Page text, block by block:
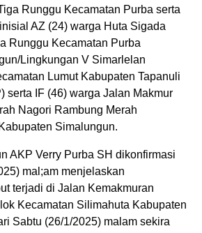
Runggu Kecamatan Purba serta
AZ (24) warga Huta Sigada
Runggu Kecamatan Purba
Lingkungan V Simarlelan
Lumut Kabupaten Tapanuli
serta IF (46) warga Jalan Makmur
Nagori Rambung Merah
Simalungun.
AKP Verry Purba SH dikonfirmasi
mal;am menjelaskan
terjadi di Jalan Kemakmuran
Kecamatan Silimahuta Kabupaten
Sabtu (26/1/2025) malam sekira